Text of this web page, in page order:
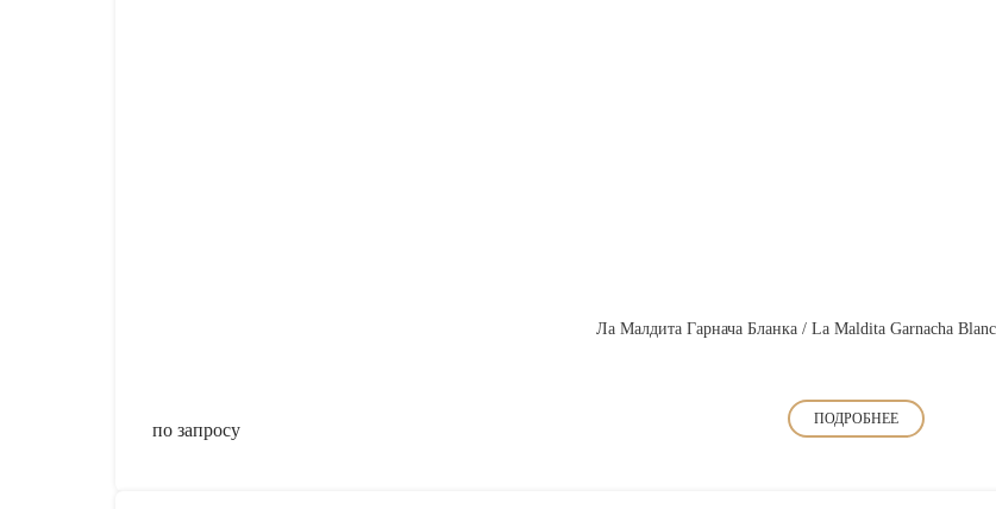
Ла Малдита Гарнача Бланка / La Maldita Garnacha
по запросу
ПОДРОБНЕЕ